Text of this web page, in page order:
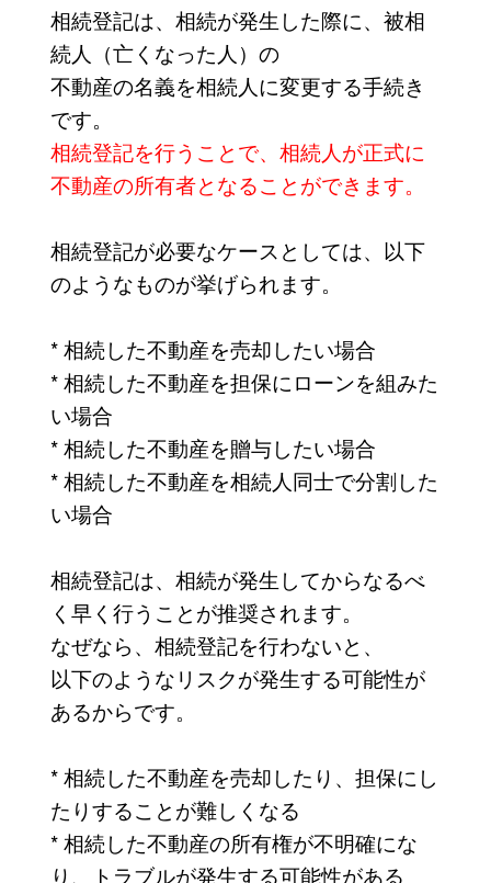
相続登記は、相続が発生した際に、被相
続人（亡くなった人）の
不動産の名義を相続人に変更する手続き
です。
相続登記を行うことで、相続人が正式に
不動産の所有者となることができます。
相続登記が必要なケースとしては、以下
のようなものが挙げられます。
* 相続した不動産を売却したい場合
* 相続した不動産を担保にローンを組みた
い場合
* 相続した不動産を贈与したい場合
* 相続した不動産を相続人同士で分割した
い場合
相続登記は、相続が発生してからなるべ
く早く行うことが推奨されます。
なぜなら、相続登記を行わないと、
以下のようなリスクが発生する可能性が
あるからです。
* 相続した不動産を売却したり、担保にし
たりすることが難しくなる
* 相続した不動産の所有権が不明確にな
り、トラブルが発生する可能性がある